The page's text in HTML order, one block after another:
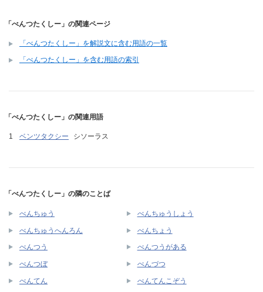
「べんつたくしー」の関連ページ
「べんつたくしー」を解説文に含む用語の一覧
「べんつたくしー」を含む用語の索引
「べんつたくしー」の関連用語
ベンツタクシー シソーラス
「べんつたくしー」の隣のことば
べんちゅう べんちゅうしょう
べんちゅうへんろん べんちょう
べんつう べんつうがある
べんつぼ べんづつ
べんてん べんてんこぞう